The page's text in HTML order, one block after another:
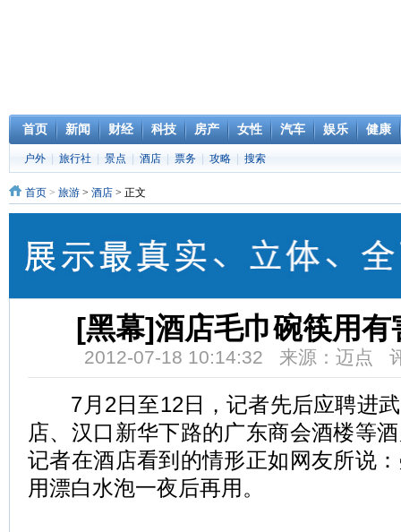
首页 新闻 财经 科技 房产 女性 汽车 娱乐 健康
户外 旅行社 景点 酒店 票务 攻略 搜索
首页 > 旅游 > 酒店 > 正文
[黑幕]酒店毛巾碗筷用有
2012-07-18 10:14:32 来源：迈点
7月2日至12日，记者先后应聘进武
店、汉口新华下路的广东商会酒楼等
记者在酒店看到的情形正如网友所说
用漂白水泡一夜后再用。